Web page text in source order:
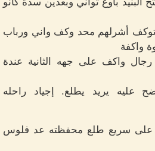
توكف أشرلهم محد وكف واني ورباب
واكفة
رجال واكف على جهه الثانية عندة
عليه يريد يطلع. إجياد راحله
على سريع طلع محفظته عد فلوس